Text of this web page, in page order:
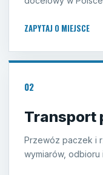
ZAPYTAJ O MIEJSCE
02
Transport
Przewóz paczek i
wymiarów, odbioru